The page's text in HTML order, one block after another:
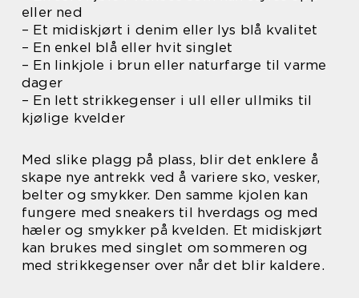
eller ned
– Et midiskjørt i denim eller lys blå kvalitet
– En enkel blå eller hvit singlet
– En linkjole i brun eller naturfarge til varme
dager
– En lett strikkegenser i ull eller ullmiks til
kjølige kvelder
Med slike plagg på plass, blir det enklere å
skape nye antrekk ved å variere sko, vesker,
belter og smykker. Den samme kjolen kan
fungere med sneakers til hverdags og med
hæler og smykker på kvelden. Et midiskjørt
kan brukes med singlet om sommeren og
med strikkegenser over når det blir kaldere.